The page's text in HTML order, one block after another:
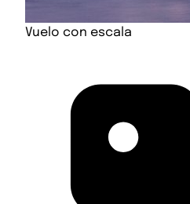
Vuelo con escala